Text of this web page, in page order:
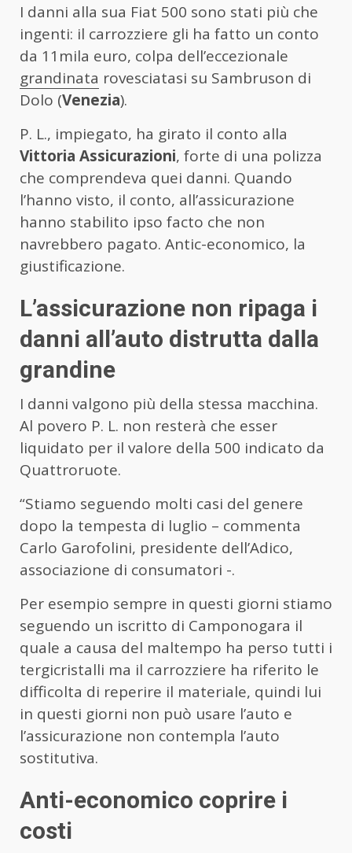
I danni alla sua Fiat 500 sono stati più che
ingenti: il carrozziere gli ha fatto un conto
da 11mila euro, colpa dell’eccezionale
grandinata rovesciatasi su Sambruson di
Dolo (Venezia).
P. L., impiegato, ha girato il conto alla
Vittoria Assicurazioni, forte di una polizza
che comprendeva quei danni. Quando
l’hanno visto, il conto, all’assicurazione
hanno stabilito ipso facto che non
navrebbero pagato. Antic-economico, la
giustificazione.
L’assicurazione non ripaga i
danni all’auto distrutta dalla
grandine
I danni valgono più della stessa macchina.
Al povero P. L. non resterà che esser
liquidato per il valore della 500 indicato da
Quattroruote.
“Stiamo seguendo molti casi del genere
dopo la tempesta di luglio – commenta
Carlo Garofolini, presidente dell’Adico,
associazione di consumatori -.
Per esempio sempre in questi giorni stiamo
seguendo un iscritto di Camponogara il
quale a causa del maltempo ha perso tutti i
tergicristalli ma il carrozziere ha riferito le
difficolta di reperire il materiale, quindi lui
in questi giorni non può usare l’auto e
l’assicurazione non contempla l’auto
sostitutiva.
Anti-economico coprire i
costi